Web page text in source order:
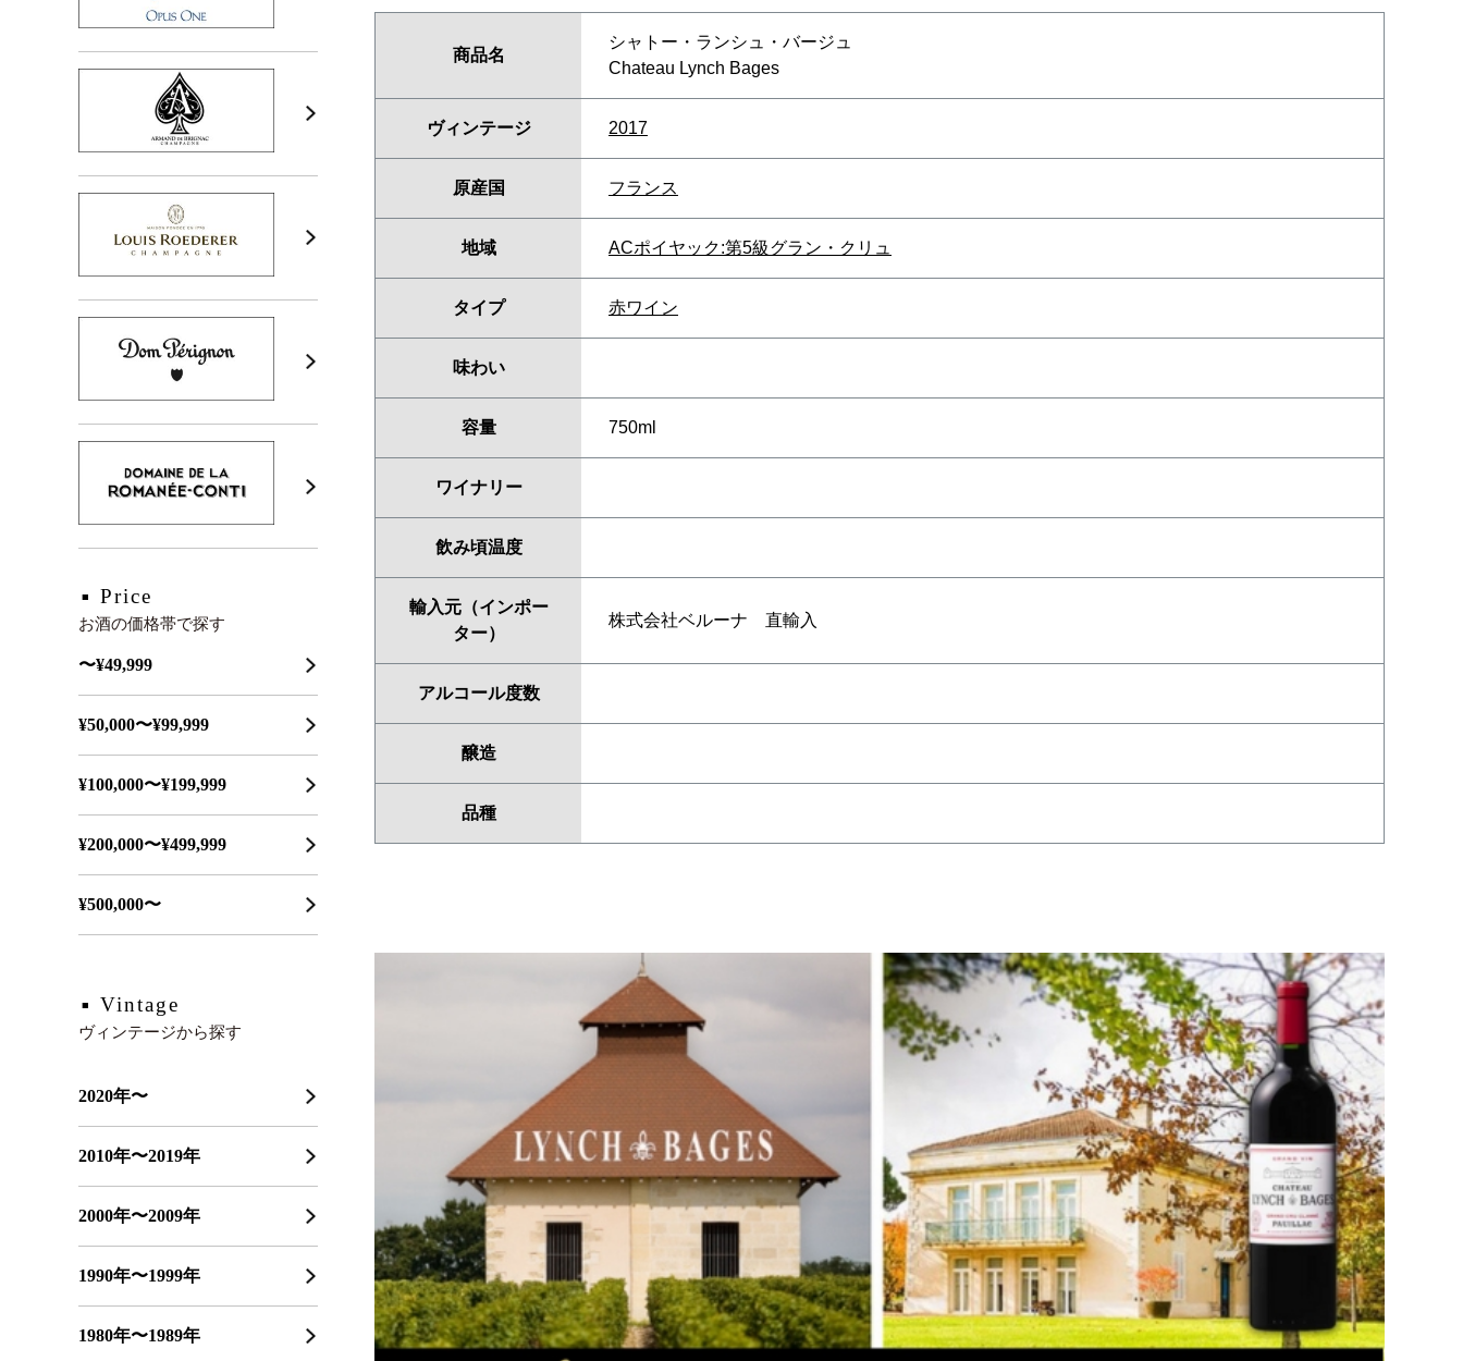
Price
お酒の価格帯で探す
〜¥49,999
¥50,000〜¥99,999
¥100,000〜¥199,999
¥200,000〜¥499,999
¥500,000〜
Vintage
ヴィンテージから探す
2020年〜
2010年〜2019年
2000年〜2009年
1990年〜1999年
1980年〜1989年
商品名
シャトー・ランシュ・バージュ
Chateau Lynch Bages
ヴィンテージ 2017
原産国 フランス
地域 ACポイヤック:第5級グラン・クリュ
タイプ 赤ワイン
味わい
容量 750ml
ワイナリー
飲み頃温度
輸入元（インポー
ター）
株式会社ベルーナ 直輸入
アルコール度数
醸造
品種